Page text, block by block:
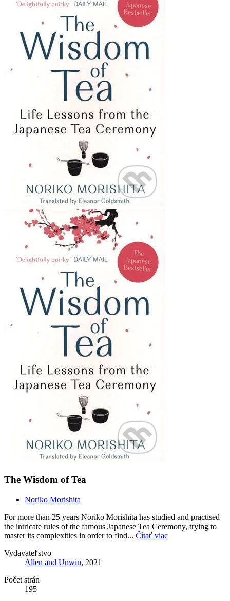
The Wisdom of Tea
Noriko Morishita
For more than 25 years Noriko Morishita has studied and practised
the intricate rules of the famous Japanese Tea Ceremony, trying to
master its complexities in order to find... Čítať viac
Vydavateľstvo
Allen and Unwin, 2021
Počet strán
195